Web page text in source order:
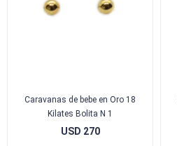
Caravanas de bebe en Oro 18
Kilates Bolita N 1
USD 270